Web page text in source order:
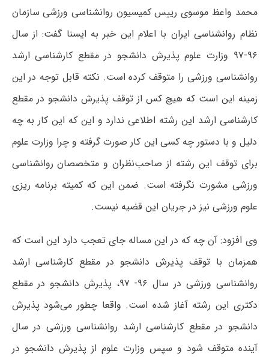
محمد واعظ موسوی رییس کمیسیون روانشناسی ورزشی سازمان
نظام روانشناسی ایران با اعلام این خبر به ایسنا گفت: از سال
۹۶-۹۷ وزارت علوم پذیرش دانشجو در مقطع کارشناسی ارشد
روانشناسی ورزشی را متوقف کرده است. نکته قابل توجه در این
زمینه این است که هیچ کس از توقف پذیرش دانشجو در مقطع
کارشناسی ارشد این رشته اطلاعی ندارد و این که این کار به چه
دلیل و با دستور چه کسی این کار صورت گرفته و چرا وزارت علوم
برای توقف این رشته از صاحب‌نظران و متخصصان روانشناسی
ورزشی مشورت نگرفته است. ضمن این که کمیته برنامه ریزی
علوم ورزشی نیز در جریان این قضیه نیست.
وی افزود: آن چه که در این مساله جای تعجب دارد این است که
همزمان با توقف پذیرش دانشجو در مقطع کارشناسی ارشد
روانشناسی ورزشی در سال ۹۶- ۹۷، پذیرش دانشجو در مقطع
دکتری این رشته آغاز شده است. واقعا چطور می‌شود پذیرش
دانشجو در مقطع کارشناسی ارشد روانشناسی ورزشی در سال
آینده متوقف شود و سپس وزارت علوم از پذیرش دانشجو در